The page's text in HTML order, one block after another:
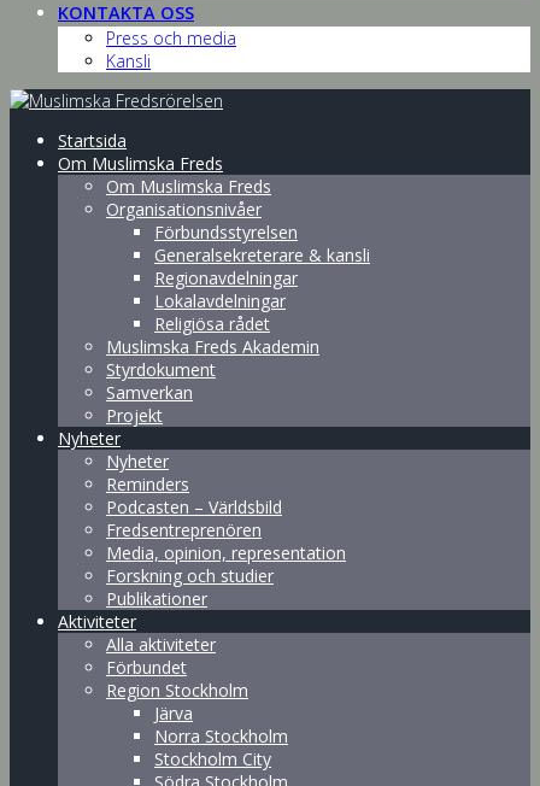
KONTAKTA OSS
Press och media
Kansli
Startsida
Om Muslimska Freds
Om Muslimska Freds
Organisationsnivåer
Förbundsstyrelsen
Generalsekreterare & kansli
Regionavdelningar
Lokalavdelningar
Religiösa rådet
Muslimska Freds Akademin
Styrdokument
Samverkan
Projekt
Nyheter
Nyheter
Reminders
Podcasten – Världsbild
Fredsentreprenören
Media, opinion, representation
Forskning och studier
Publikationer
Aktiviteter
Alla aktiviteter
Förbundet
Region Stockholm
Järva
Norra Stockholm
Stockholm City